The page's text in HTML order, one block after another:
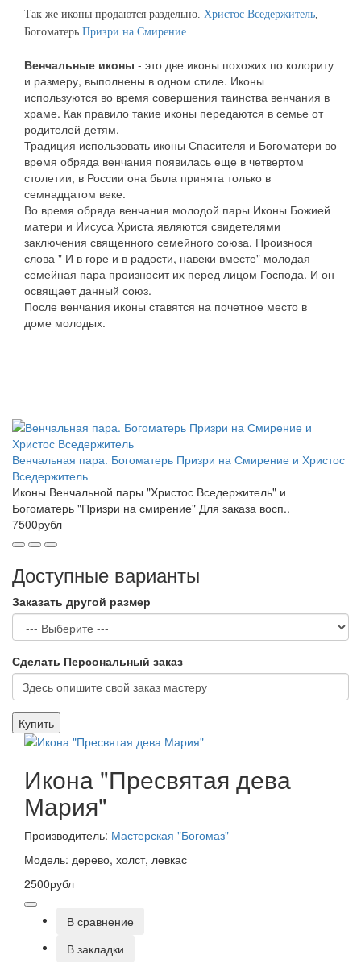
Так же иконы продаются раздельно. Христос Вседержитель
Богоматерь Призри на Смирение
Венчальные иконы - это две иконы похожих по колориту
и размеру, выполнены в одном стиле. Иконы
используются во время совершения таинства венчания в
храме. Как правило такие иконы передаются в семье от
родителей детям.
Традиция использовать иконы Спасителя и Богоматери во
время обряда венчания появилась еще в четвертом
столетии, в России она была принята только в
семнадцатом веке.
Во время обряда венчания молодой пары Иконы Божией
матери и Иисуса Христа являются свидетелями
заключения священного семейного союза. Произнося
слова " И в горе и в радости, навеки вместе" молодая
семейная пара произносит их перед лицом Господа. И он
освящает данный союз.
После венчания иконы ставятся на почетное место в
доме молодых.
Венчальная пара. Богоматерь Призри на Смирение и Христос
Вседержитель
Иконы Венчальной пары "Христос Вседержитель" и
Богоматерь "Призри на смирение" Для заказа восп..
7500рубл
Доступные варианты
Заказать другой размер
Сделать Персональный заказ
Купить
Икона "Пресвятая дева
Мария"
Производитель: Мастерская "Богомаз"
Модель: дерево, холст, левкас
2500рубл
В сравнение
В закладки